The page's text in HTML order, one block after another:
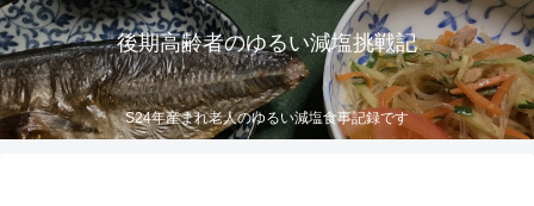
後期高齢者のゆるい減塩挑戦記
S24年産まれ老人のゆるい減塩食事記録です